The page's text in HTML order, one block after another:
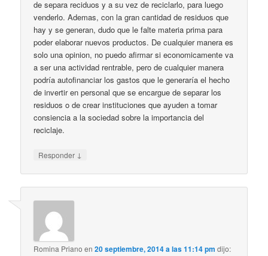
de separa reciduos y a su vez de reciclarlo, para luego
venderlo. Ademas, con la gran cantidad de residuos que
hay y se generan, dudo que le falte materia prima para
poder elaborar nuevos productos. De cualquier manera es
solo una opinion, no puedo afirmar si economicamente va
a ser una actividad rentrable, pero de cualquier manera
podría autofinanciar los gastos que le generaría el hecho
de invertir en personal que se encargue de separar los
residuos o de crear instituciones que ayuden a tomar
consiencia a la sociedad sobre la importancia del
reciclaje.
Responder ↓
Romina Priano en20 septiembre, 2014 a las 11:14 pm dijo: